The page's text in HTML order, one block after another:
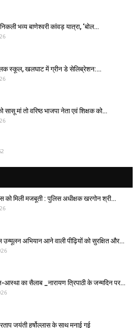
भव्य बाणेश्वरी कांवड़ यात्रा, ‘बोल…
स्कूल, खलघाट में ग्रीन डे सेलिब्रेशन:…
सासू मां तो वरिष्ठ भाजपा नेता एवं शिक्षक को…
को मिली मजबूती : पुलिस अधीक्षक खरगोन श्री…
अभियान आने वाली पीढ़ियों को सुरक्षित और…
का सैलाब _नारायण त्रिपाठी के जन्मदिन पर…
जयंती हर्षोल्लास के साथ मनाई गई